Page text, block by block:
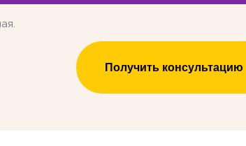
Получить консультацию